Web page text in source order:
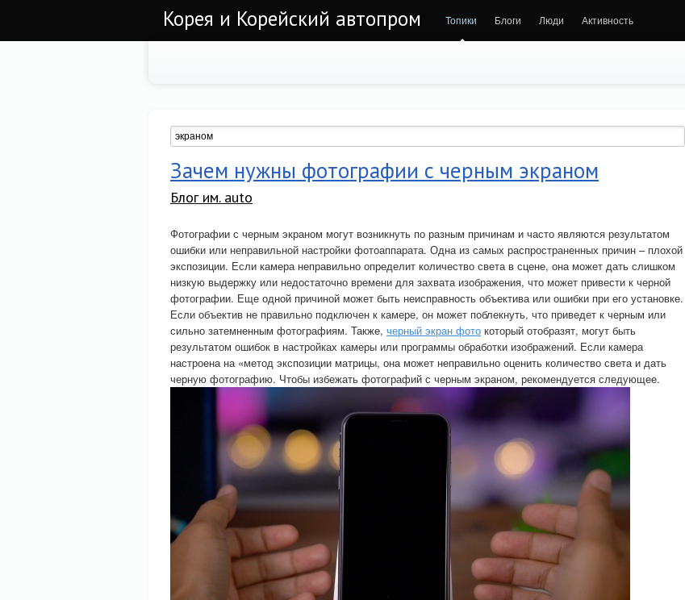
Корея и Корейский автопром Топики Блоги Люди Активность
Зачем нужны фотографии с черным экраном
Блог им. auto
Фотографии с черным экраном могут возникнуть по разным причинам и часто являются результатом
ошибки или неправильной настройки фотоаппарата. Одна из самых распространенных причин – плохой
экспозиции. Если камера неправильно определит количество света в сцене, она может дать слишком
низкую выдержку или недостаточно времени для захвата изображения, что может привести к черной
фотографии. Еще одной причиной может быть неисправность объектива или ошибки при его установке.
Если объектив не правильно подключен к камере, он может поблекнуть, что приведет к черным или
сильно затемненным фотографиям. Также, черный экран фото который отобразят, могут быть
результатом ошибок в настройках камеры или программы обработки изображений. Если камера
настроена на «метод экспозиции матрицы, она может неправильно оценить количество света и дать
черную фотографию. Чтобы избежать фотографий с черным экраном, рекомендуется следующее.